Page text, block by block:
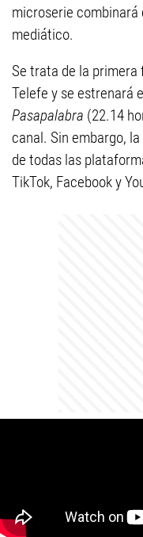
microserie combinará
mediático.
Se trata de la
Telefe y se estrenará
Pasapalabra (22.14
canal. Sin embargo,
de todas las
TikTok, Facebook y